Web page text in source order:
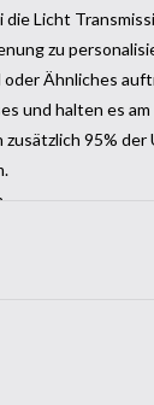
die Licht
zu
Ähnliches
und halten es
95%